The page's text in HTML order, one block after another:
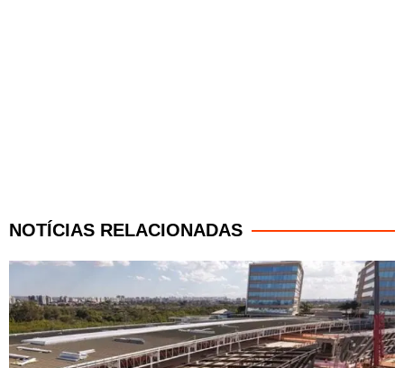
NOTÍCIAS RELACIONADAS